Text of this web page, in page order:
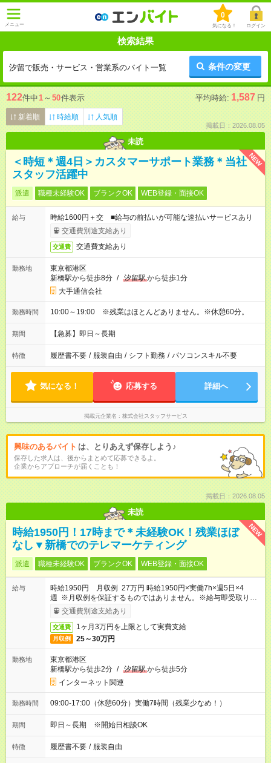
メニュー
0
気になる！ ログイン
検索結果
汐留で販売・サービス・営業系のバイト一覧 条件の変更
122件中1 ～ 50件表示 平均時給: 1,587 円
新着順 時給順 人気順
掲載日：2026.08.05
未読
NEW
＜時短＊週4日＞カスタマーサポート業務＊当社
スタッフ活躍中
派遣 職種未経験OK ブランクOK WEB登録・面接OK
給与
時給1600円＋交 ■給与の前払いが可能な速払いサービスあり
交通費別途支給あり
交通費 交通費支給あり
勤務地
東京都港区
新橋駅から徒歩8分 / 汐留駅から徒歩1分
大手通信会社
勤務時間 10:00～19:00 ※残業はほとんどありません。※休憩60分。
期間 【急募】即日～長期
特徴 履歴書不要 / 服装自由 / シフト勤務 / パソコンスキル不要
気になる！ 応募する 詳細へ
掲載元企業名 株式会社スタッフサービス
興味のあるバイト は、とりあえず保存しよう♪
保存した求人は、後からまとめて応募できるよ。
企業からアプローチが届くことも！
掲載日：2026.08.05
未読
NEW
時給1950円！17時まで＊未経験OK！残業ほぼ
なし▼新橋でのテレマーケティング
派遣 職種未経験OK ブランクOK WEB登録・面接OK
給与
時給1950円 月収例 27万円 時給1950円×実働7h×週5日×4
週 ※月収例を保証するものではありません。※給与即受取りサ
ービス利用可（利用条件有）
交通費別途支給あり
交通費 1ヶ月3万円を上限として実費支給
月収例 25～30万円
勤務地
東京都港区
新橋駅から徒歩2分 / 汐留駅から徒歩5分
インターネット関連
勤務時間 09:00-17:00（休憩60分）実働7時間（残業少なめ！）
期間 即日～長期 ※開始日相談OK
特徴 履歴書不要 / 服装自由